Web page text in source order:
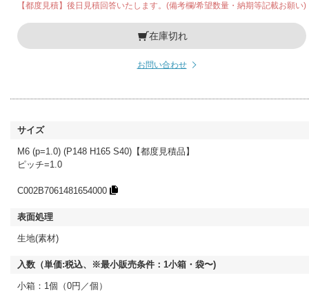
【都度見積】後日見積回答いたします。(備考欄/希望数量・納期等記載お願い)
在庫切れ
お問い合わせ
M6 (p=1.0) (P148 H165 S40)【都度見積品】
ピッチ=1.0
C002B7061481654000
生地(素材)
小箱：1個（0円／個）